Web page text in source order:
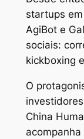
startups
AgiBot e
sociais:
kickboxing
O
China